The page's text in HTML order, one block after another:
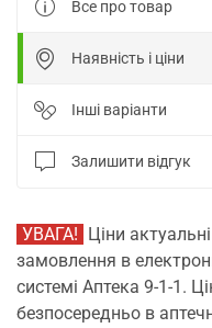
Все про товар
Наявність і ціни
Інші варіанти
Залишити відгук
УВАГА! Ціни
замовлення в
системі Аптека 9-1-1.
безпосередньо в